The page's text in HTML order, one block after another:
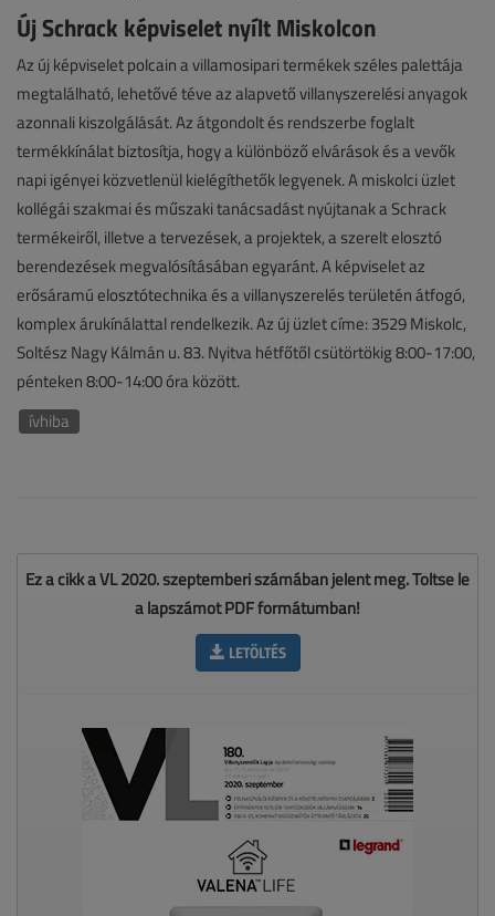
Új Schrack képviselet nyílt Miskolcon
Az új képviselet polcain a villamosipari termékek széles palettája
megtalálható, lehetővé téve az alapvető villanyszerelési anyagok
azonnali kiszolgálását. Az átgondolt és rendszerbe foglalt
termékkínálat biztosítja, hogy a különböző elvárások és a vevők
napi igényei közvetlenül kielégíthetők legyenek. A miskolci üzlet
kollégái szakmai és műszaki tanácsadást nyújtanak a Schrack
termékeiről, illetve a tervezések, a projektek, a szerelt elosztó
berendezések megvalósításában egyaránt. A képviselet az
erősáramú elosztótechnika és a villanyszerelés területén átfogó,
komplex árukínálattal rendelkezik. Az új üzlet címe: 3529 Miskolc,
Soltész Nagy Kálmán u. 83. Nyitva hétfőtől csütörtökig 8:00-17:00,
pénteken 8:00-14:00 óra között.
ívhiba
Ez a cikk a VL 2020. szeptemberi számában jelent meg. Töltse le
a lapszámot PDF formátumban!
LETÖLTÉS